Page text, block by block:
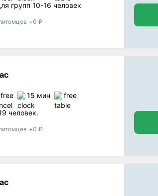
групп 10-16 человек
+0 ₽
free 15 мин free
человек.
+0 ₽